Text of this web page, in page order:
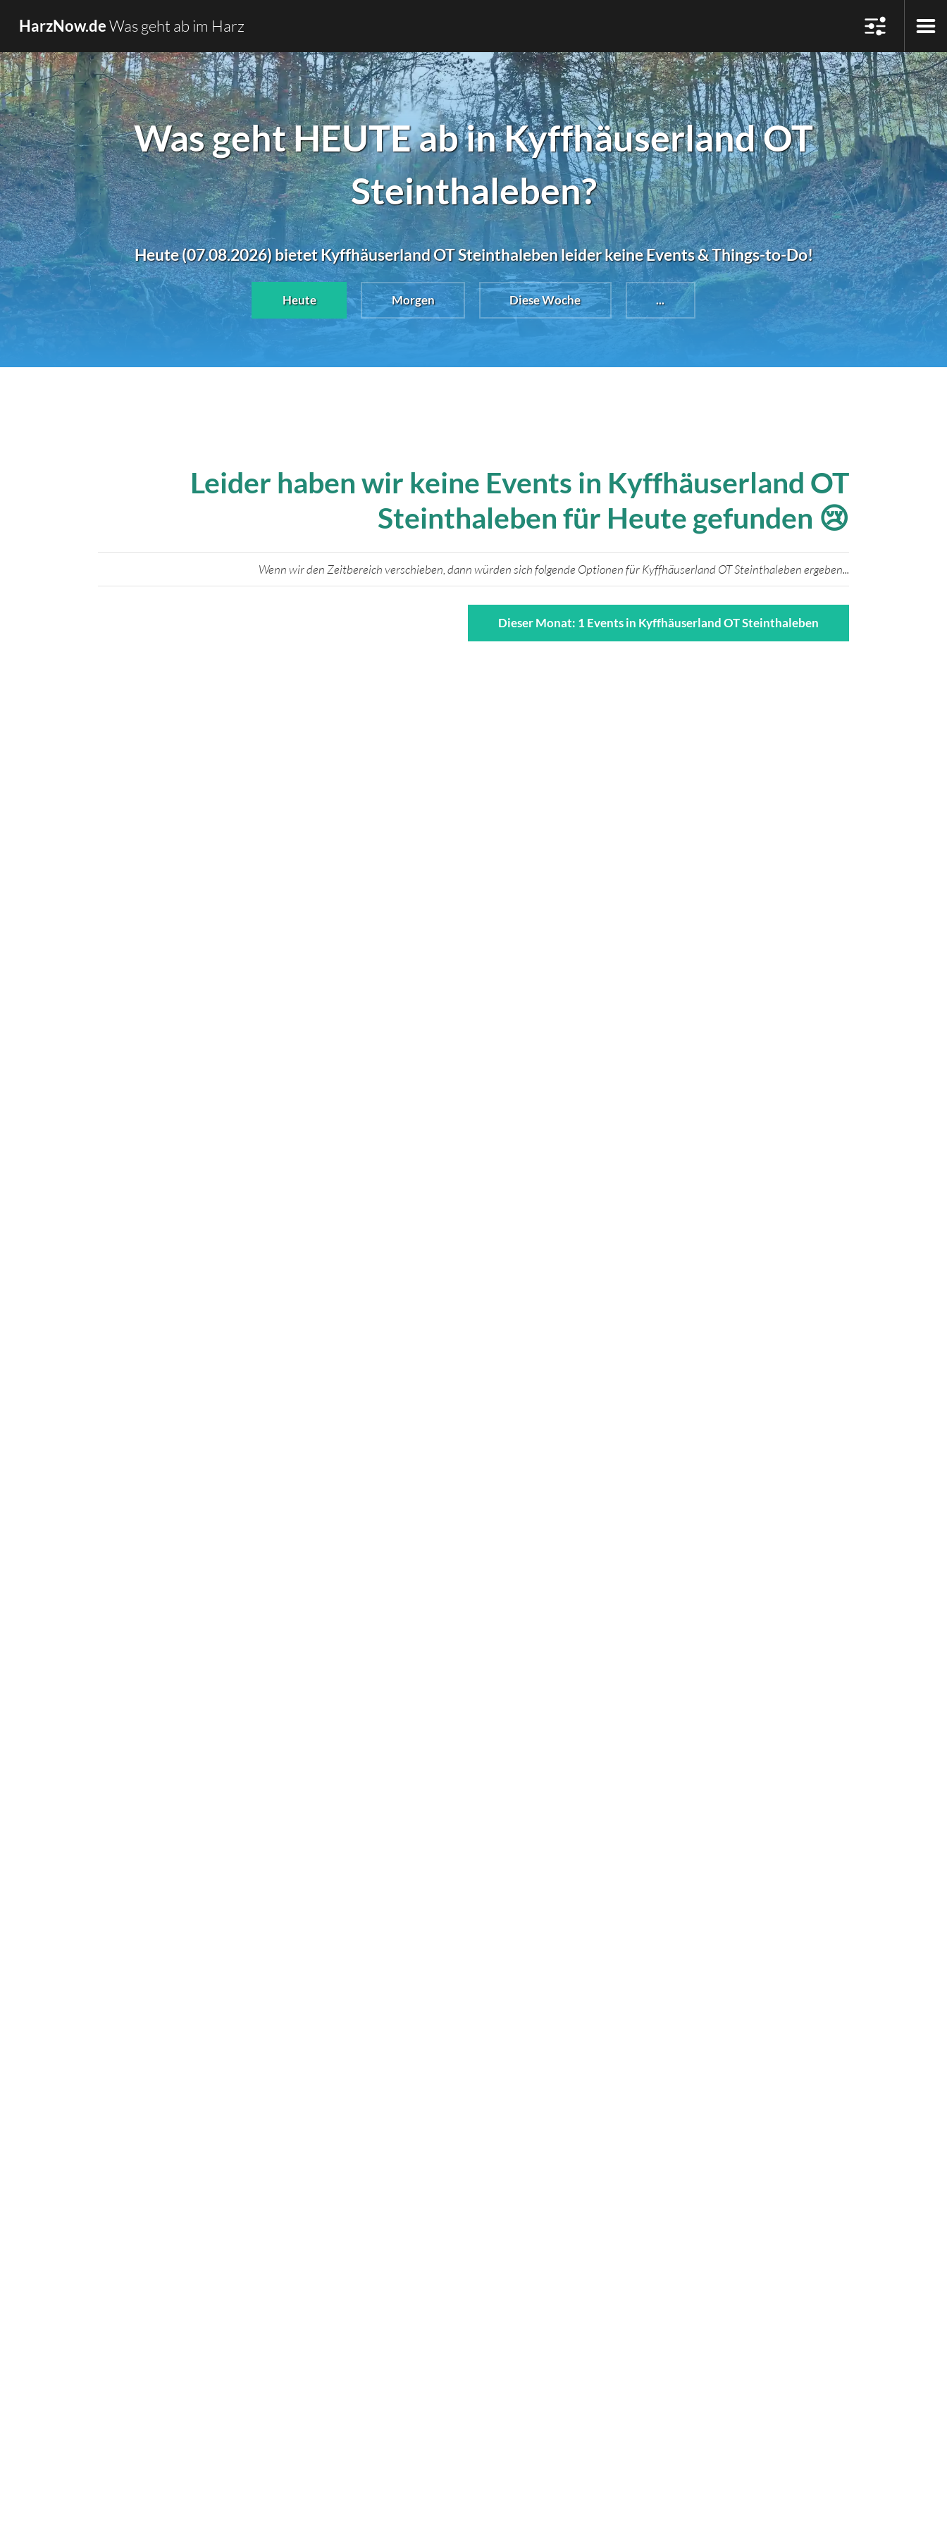
HarzNow.deWas geht ab im Harz
Was geht HEUTE ab in Kyffhäuserland OT
Steinthaleben?
Heute (07.08.2026) bietet Kyffhäuserland OT Steinthaleben leider keine Events & Things-to-Do!
Heute Morgen Diese Woche ...
Leider haben wir keine Events in Kyffhäuserland OT
Steinthaleben für Heute gefunden 😢
Wenn wir den Zeitbereich verschieben, dann würden sich folgende Optionen für Kyffhäuserland OT Steinthaleben ergeben...
Dieser Monat: 1 Events in Kyffhäuserland OT Steinthaleben